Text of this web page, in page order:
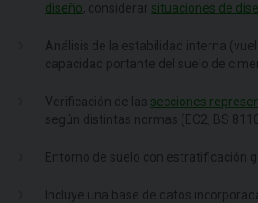
diseño, considerar situaciones de
Análisis de la estabilidad interna
capacidad portante del suelo de
Verificación de las secciones
según distintas normas (EC2, BS
Entorno de suelo con estratificación
Incluye una base de datos